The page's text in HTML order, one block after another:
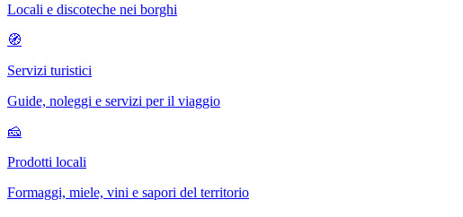
Locali e discoteche nei borghi
🧭
Servizi turistici
Guide, noleggi e servizi per il viaggio
🧀
Prodotti locali
Formaggi, miele, vini e sapori del territorio